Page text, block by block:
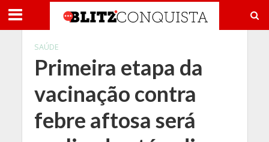
SAÚDE
Primeira etapa da
vacinação contra
febre aftosa será